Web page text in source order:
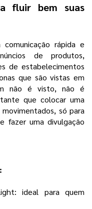
fluir bem suas
rápida e
de produtos,
de estabelecimentos
que são vistas em
não é visto, não é
que colocar uma
só para
fazer uma divulgação
ideal para quem